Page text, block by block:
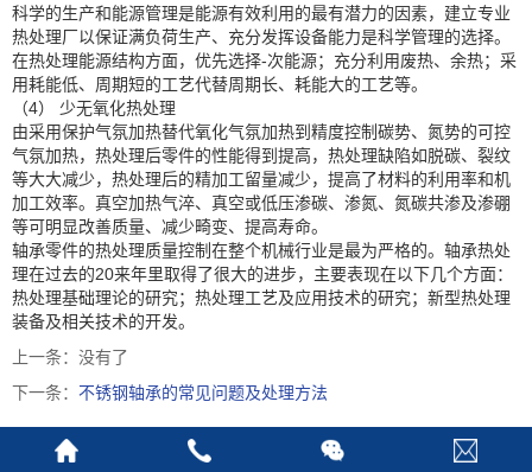
科学的生产和能源管理是能源有效利用的最有潜力的因素，建立专业
热处理厂以保证满负荷生产、充分发挥设备能力是科学管理的选择。
在热处理能源结构方面，优先选择-次能源；充分利用废热、余热；采
用耗能低、周期短的工艺代替周期长、耗能大的工艺等。
（4） 少无氧化热处理
由采用保护气氛加热替代氧化气氛加热到精度控制碳势、氮势的可控
气氛加热，热处理后零件的性能得到提高，热处理缺陷如脱碳、裂纹
等大大减少，热处理后的精加工留量减少，提高了材料的利用率和机
加工效率。真空加热气淬、真空或低压渗碳、渗氮、氮碳共渗及渗硼
等可明显改善质量、减少畸变、提高寿命。
轴承零件的热处理质量控制在整个机械行业是最为严格的。轴承热处
理在过去的20来年里取得了很大的进步，主要表现在以下几个方面：
热处理基础理论的研究；热处理工艺及应用技术的研究；新型热处理
装备及相关技术的开发。
上一条：没有了
下一条： 不锈钢轴承的常见问题及处理方法
版权所有©东莞市鼎天轴承有限公司